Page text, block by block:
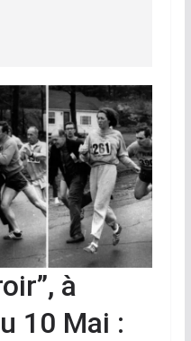
à
10 Mai :